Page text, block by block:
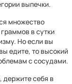
выпечки.
множество
в сутки
Но если вы
едите, то высокий
с сосудами.
держите себя в